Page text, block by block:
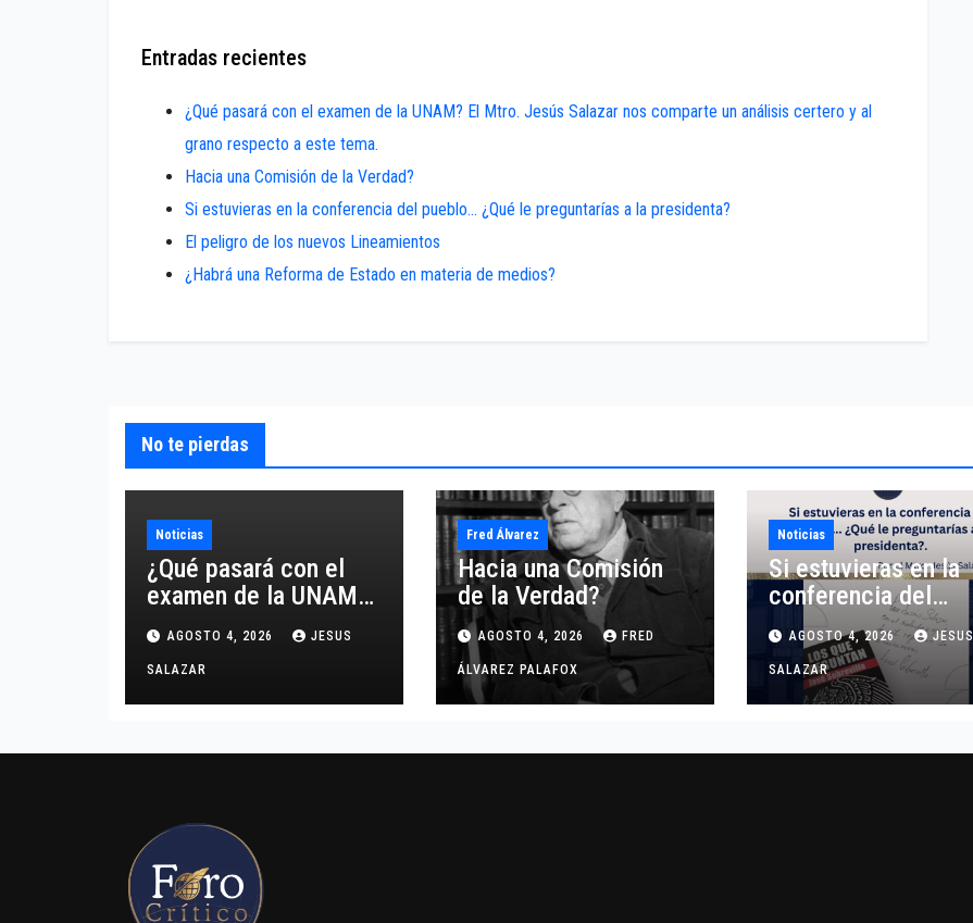
Entradas recientes
¿Qué pasará con el examen de la UNAM? El Mtro. Jesús Salazar nos comparte un análisis certero y al
grano respecto a este tema.
Hacia una Comisión de la Verdad?
Si estuvieras en la conferencia del pueblo… ¿Qué le preguntarías a la presidenta?
El peligro de los nuevos Lineamientos
¿Habrá una Reforma de Estado en materia de medios?
No te pierdas
Noticias
¿Qué pasará con el
examen de la UNAM?
El Mtro. Jesús Salazar
nos comparte un
análisis certero y al
grano respecto a este
AGOSTO 4, 2026 JESUS
SALAZAR
Fred Álvarez
Hacia una Comisión
de la Verdad?
AGOSTO 4, 2026 FRED
ÁLVAREZ PALAFOX
Noticias
Si estuvieras en la
conferencia del
pueblo… ¿Qué le
preguntarías a la
presidenta?
AGOSTO 4, 2026 JESUS
SALAZAR